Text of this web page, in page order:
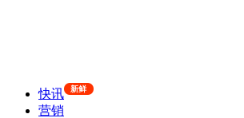
快讯 新鲜
营销